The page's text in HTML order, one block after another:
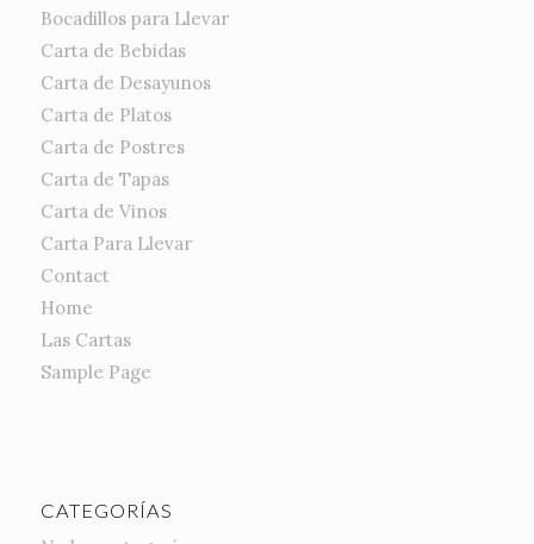
Bocadillos para Llevar
Carta de Bebidas
Carta de Desayunos
Carta de Platos
Carta de Postres
Carta de Tapas
Carta de Vinos
Carta Para Llevar
Contact
Home
Las Cartas
Sample Page
CATEGORÍAS